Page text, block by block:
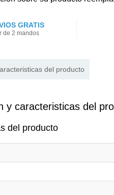
GRATIS
de 2 mandos
del producto
y caracteristicas del
del producto